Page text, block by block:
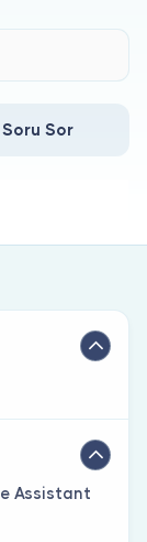
Soru Sor
Assistant